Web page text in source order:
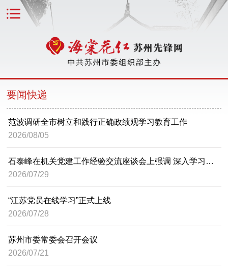
要闻快递
范波调研全市树立和践行正确政绩观学习教育工作
2026/08/05
石泰峰在机关党建工作经验交流座谈会上强调 深入学习贯彻习近平党建思想 不断开创机关党建工作新局面
2026/07/29
“江苏党员在线学习”正式上线
2026/07/28
苏州市委常委会召开会议
2026/07/21